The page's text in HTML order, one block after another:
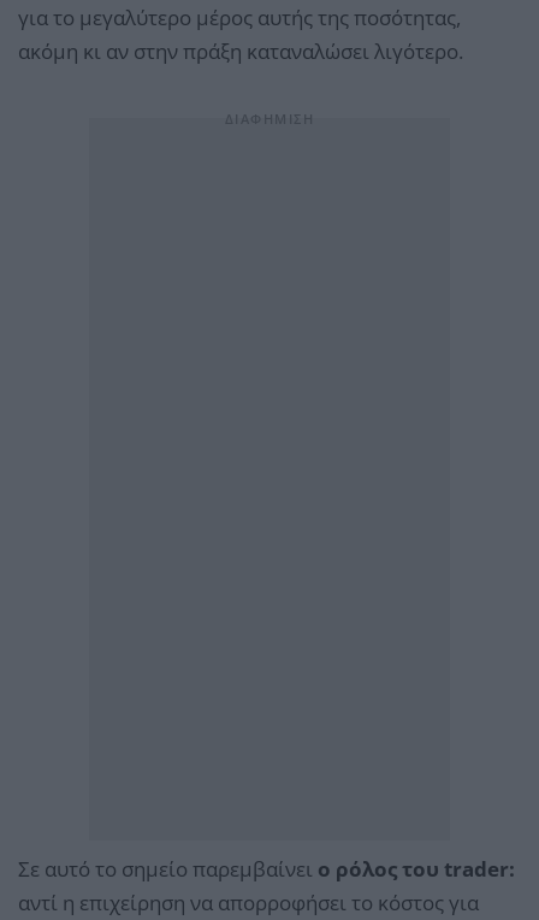
για το μεγαλύτερο μέρος αυτής της ποσότητας,
ακόμη κι αν στην πράξη καταναλώσει λιγότερο.
Σε αυτό το σημείο παρεμβαίνει ο ρόλος του trader:
αντί η επιχείρηση να απορροφήσει το κόστος για